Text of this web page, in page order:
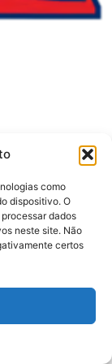
como
dispositivo. O
dados
neste site. Não
certos